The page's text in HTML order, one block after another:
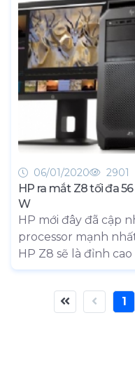
chọn là đối tác triển
lớn.
06/01/2020 2901
HP ra mắt Z8 tối đa
W
HP mới đây đã cập
processor mạnh nhất
HP Z8 sẽ là đỉnh
sử dụng cá nhân và
trong cấu hình cao
máy chơi game hàng
1